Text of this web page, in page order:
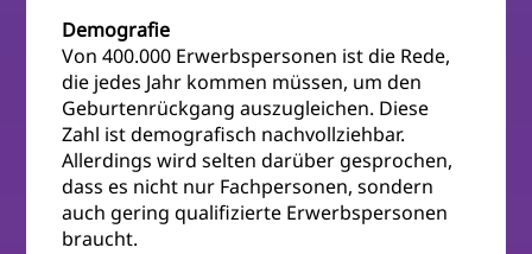
Demografie
Von 400.000 Erwerbspersonen ist die Rede,
die jedes Jahr kommen müssen, um den
Geburtenrückgang auszugleichen. Diese
Zahl ist demografisch nachvollziehbar.
Allerdings wird selten darüber gesprochen,
dass es nicht nur Fachpersonen, sondern
auch gering qualifizierte Erwerbspersonen
braucht.